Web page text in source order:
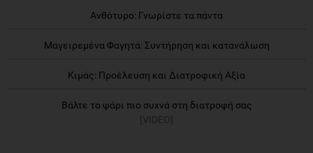
Ανθότυρο: Γνωρίστε τα πάντα
Μαγειρεμένα Φαγητά: Συντήρηση και κατανάλωση
Κιμάς: Προέλευση και Διατροφική Αξία
Βάλτε το ψάρι πιο συχνά στη διατροφή σας
[VIDEO]